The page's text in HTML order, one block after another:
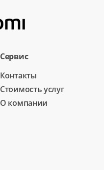
Сервис
Контакты
Стоимость услуг
О компании